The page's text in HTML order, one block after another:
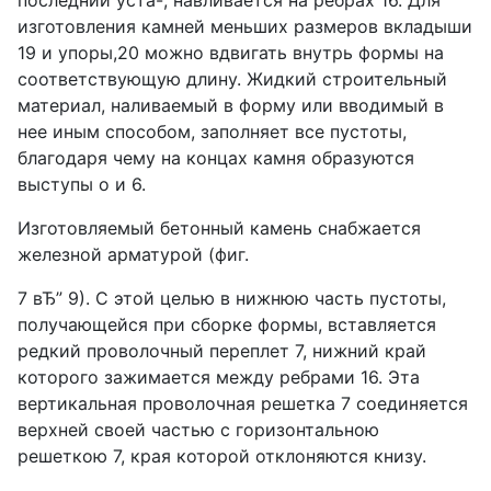
изготовления камней меньших размеров вкладыши
19 и упоры,20 можно вдвигать внутрь формы на
соответствующую длину. Жидкий строительный
материал, наливаемый в форму или вводимый в
нее иным способом, заполняет все пустоты,
благодаря чему на концах камня образуются
выступы о и 6.
Изготовляемый бетонный камень снабжается
железной арматурой (фиг.
7 вЂ” 9). С этой целью в нижнюю часть пустоты,
получающейся при сборке формы, вставляется
редкий проволочный переплет 7, нижний край
которого зажимается между ребрами 16. Эта
вертикальная проволочная решетка 7 соединяется
верхней своей частью с горизонтальною
решеткою 7, края которой отклоняются книзу.